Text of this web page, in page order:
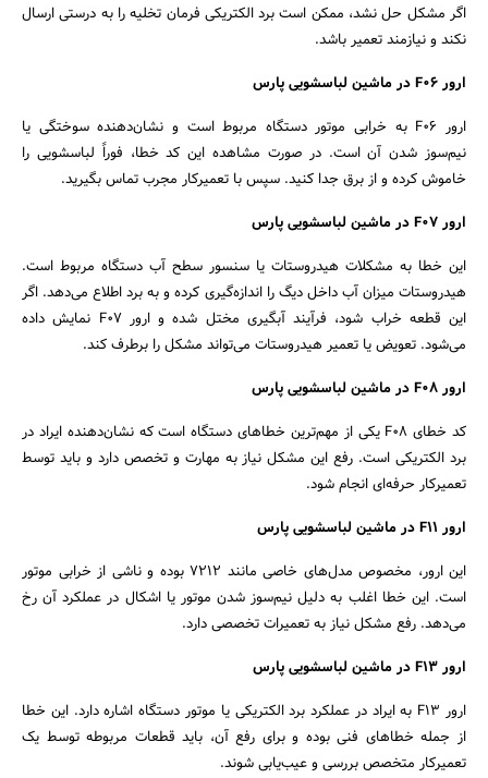
اگر مشکل حل نشد، ممکن است برد الکتریکی فرمان تخلیه را به درستی ارسال
نکند و نیازمند تعمیر باشد.
ارور F06 در ماشین لباسشویی پارس
ارور F06 به خرابی موتور دستگاه مربوط است و نشان‌دهنده سوختگی یا
نیم‌سوز شدن آن است. در صورت مشاهده این کد خطا، فوراً لباسشویی را
خاموش کرده و از برق جدا کنید. سپس با تعمیرکار مجرب تماس بگیرید.
ارور F07 در ماشین لباسشویی پارس
این خطا به مشکلات هیدروستات یا سنسور سطح آب دستگاه مربوط است.
هیدروستات میزان آب داخل دیگ را اندازه‌گیری کرده و به برد اطلاع می‌دهد. اگر
این قطعه خراب شود، فرآیند آبگیری مختل شده و ارور F07 نمایش داده
می‌شود. تعویض یا تعمیر هیدروستات می‌تواند مشکل را برطرف کند.
ارور F08 در ماشین لباسشویی پارس
کد خطای F08 یکی از مهم‌ترین خطاهای دستگاه است که نشان‌دهنده ایراد در
برد الکتریکی است. رفع این مشکل نیاز به مهارت و تخصص دارد و باید توسط
تعمیرکار حرفه‌ای انجام شود.
ارور F11 در ماشین لباسشویی پارس
این ارور، مخصوص مدل‌های خاصی مانند 7212 بوده و ناشی از خرابی موتور
است. این خطا اغلب به دلیل نیم‌سوز شدن موتور یا اشکال در عملکرد آن رخ
می‌دهد. رفع مشکل نیاز به تعمیرات تخصصی دارد.
ارور F13 در ماشین لباسشویی پارس
ارور F13 به ایراد در عملکرد برد الکتریکی یا موتور دستگاه اشاره دارد. این خطا
از جمله خطاهای فنی بوده و برای رفع آن، باید قطعات مربوطه توسط یک
تعمیرکار متخصص بررسی و عیب‌یابی شوند.